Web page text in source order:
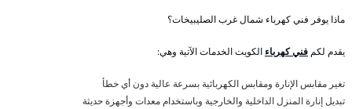
ماذا يوفر فني كهرباء شمال غرب الصليبيخات؟
يقدم لكم فني كهرباء الكويت الخدمات الآتية وهي:
تغير مقابس الإنارة ومقابس الكهربائية بسرعة عالية دون أي خطأ
تبديل إنارة المنزل الداخلية والخارجية وباستخدام معدات وأجهزة حديثة